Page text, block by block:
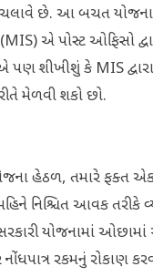
ચલાવે છે. આ બચત
એ પોસ્ટ ઓફિસો
શીખીશું કે MIS
મેળવી શકો છો.
હેઠળ, તમારે ફક્ત
નિશ્ચિત આવક તરીકે
યોજનામાં
રકમનું રોકાણ